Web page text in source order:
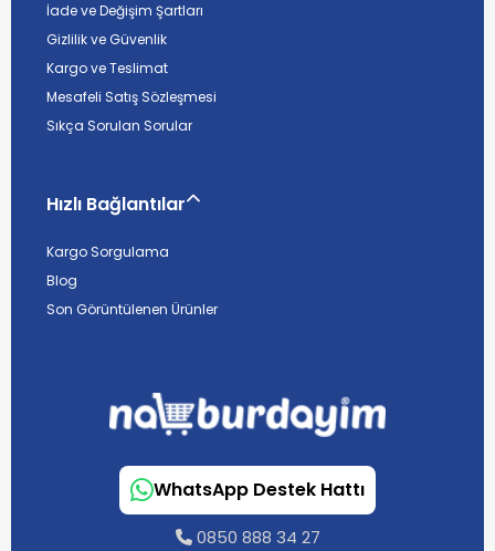
İade ve Değişim Şartları
Gizlilik ve Güvenlik
Kargo ve Teslimat
Mesafeli Satış Sözleşmesi
Sıkça Sorulan Sorular
Hızlı Bağlantılar
Kargo Sorgulama
Blog
Son Görüntülenen Ürünler
WhatsApp Destek Hattı
0850 888 34 27